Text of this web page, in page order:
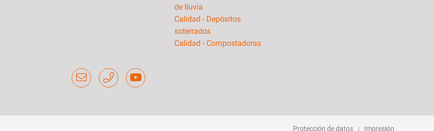
de lluvia
Calidad - Depósitos
soterrados
Calidad - Compostadoras
Protección de datos Impresión